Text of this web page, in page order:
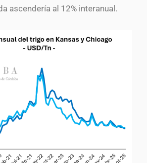
ascendería al 12% interanual.